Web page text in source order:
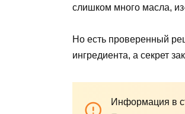
слишком много масла,
Но есть проверенный
ингредиента, а секрет
Информация в